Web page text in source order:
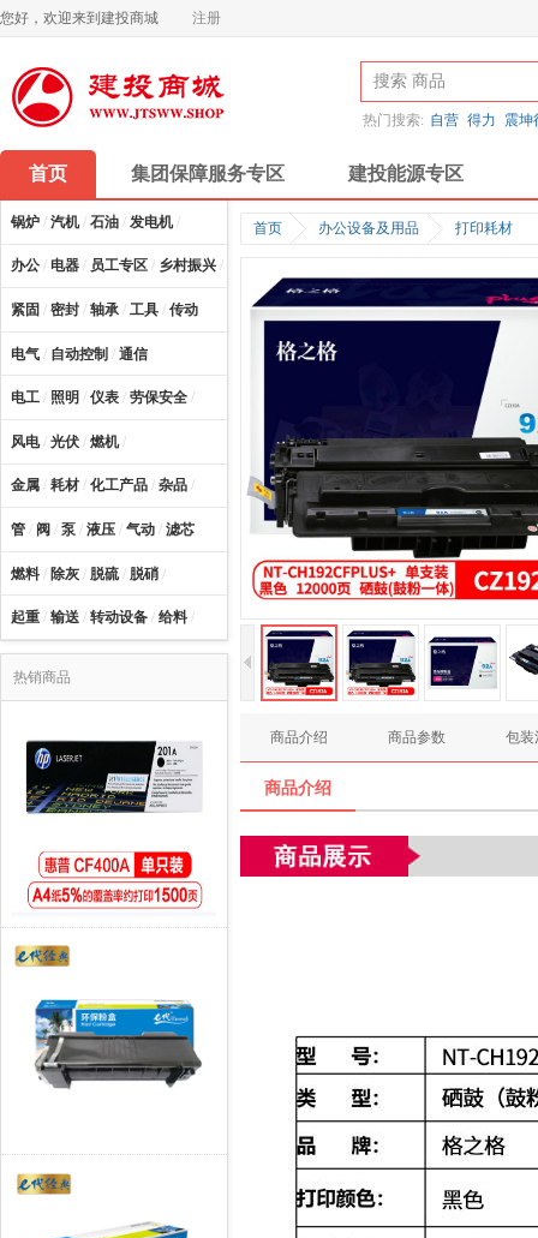
您好，欢迎来到建投商城 注册
热门搜索: 自营 得力 震坤
首页 集团保障服务专区 建投能源专区
锅炉 / 汽机/ 石油 / 发电机/
办公 / 电器 / 员工专区 / 乡村振兴 /
紧固 / 密封 / 轴承 / 工具 / 传动
电气 / 自动控制 / 通信
电工 / 照明 / 仪表 / 劳保安全 /
风电/ 光伏 / 燃机/
金属 / 耗材 / 化工产品 / 杂品 /
管 / 阀 / 泵 / 液压 / 气动 / 滤芯
燃料 / 除灰 / 脱硫/ 脱硝 /
起重 / 输送 / 转动设备 / 给料 /
热销商品
首页 办公设备及用品 打印耗材
商品介绍 商品参数 包装
商品介绍